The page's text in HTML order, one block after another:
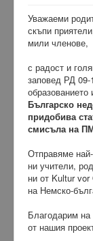
Уважаеми
скъпи
мили членове,
с радост и
заповед РД 09-
образованието
Българско
придобива
смисъла на
Отправяме
ни учители,
ни от Kultur
на Немско-
Благодарим на
от нашия